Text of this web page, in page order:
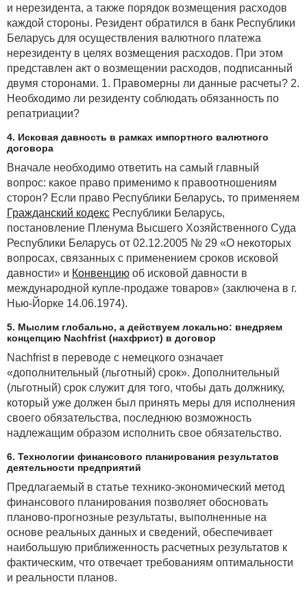
и нерезидента, а также порядок возмещения расходов
каждой стороны. Резидент обратился в банк Республики
Беларусь для осуществления валютного платежа
нерезиденту в целях возмещения расходов. При этом
представлен акт о возмещении расходов, подписанный
двумя сторонами. 1. Правомерны ли данные расчеты? 2.
Необходимо ли резиденту соблюдать обязанность по
репатриации?
4. Исковая давность в рамках импортного валютного
договора
Вначале необходимо ответить на самый главный
вопрос: какое право применимо к правоотношениям
сторон? Если право Республики Беларусь, то применяем
Гражданский кодекс Республики Беларусь,
постановление Пленума Высшего Хозяйственного Суда
Республики Беларусь от 02.12.2005 № 29 «О некоторых
вопросах, связанных с применением сроков исковой
давности» и Конвенцию об исковой давности в
международной купле-продаже товаров» (заключена в г.
Нью-Йорке 14.06.1974).
5. Мыслим глобально, а действуем локально: внедряем
концепцию Nachfrist (нахфрист) в договор
Nachfrist в переводе с немецкого означает
«дополнительный (льготный) срок». Дополнительный
(льготный) срок служит для того, чтобы дать должнику,
который уже должен был принять меры для исполнения
своего обязательства, последнюю возможность
надлежащим образом исполнить свое обязательство.
6. Технологии финансового планирования результатов
деятельности предприятий
Предлагаемый в статье технико-экономический метод
финансового планирования позволяет обосновать
планово-прогнозные результаты, выполненные на
основе реальных данных и сведений, обеспечивает
наибольшую приближенность расчетных результатов к
фактическим, что отвечает требованиям оптимальности
и реальности планов.